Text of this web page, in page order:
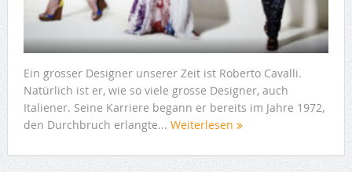
Ein grosser Designer unserer Zeit ist Roberto Cavalli.
Natürlich ist er, wie so viele grosse Designer, auch
Italiener. Seine Karriere begann er bereits im Jahre 1972,
den Durchbruch erlangte... Weiterlesen